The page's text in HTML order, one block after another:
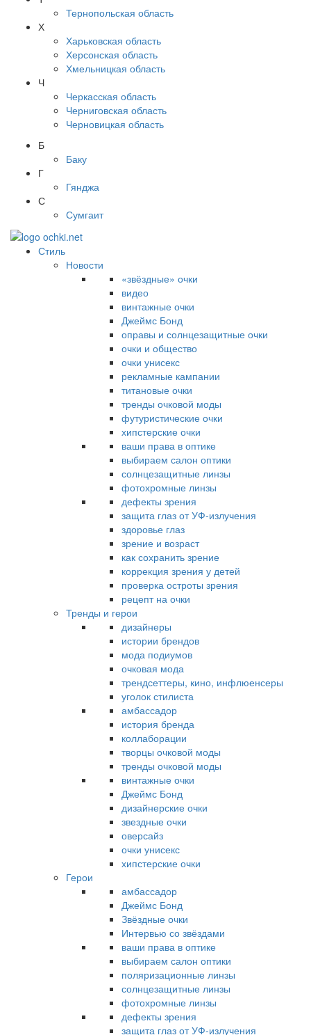
Тернопольская область
Х
Харьковская область
Херсонская область
Хмельницкая область
Ч
Черкасская область
Черниговская область
Черновицкая область
Б
Баку
Г
Гянджа
С
Сумгаит
Стиль
Новости
«звёздные» очки
видео
винтажные очки
Джеймс Бонд
оправы и солнцезащитные очки
очки и общество
очки унисекс
рекламные кампании
титановые очки
тренды очковой моды
футуристические очки
хипстерские очки
ваши права в оптике
выбираем салон оптики
солнцезащитные линзы
фотохромные линзы
дефекты зрения
защита глаз от УФ-излучения
здоровье глаз
зрение и возраст
как сохранить зрение
коррекция зрения у детей
проверка остроты зрения
рецепт на очки
Тренды и герои
дизайнеры
истории брендов
мода подиумов
очковая мода
трендсеттеры, кино, инфлюенсеры
уголок стилиста
амбассадор
история бренда
коллаборации
творцы очковой моды
тренды очковой моды
винтажные очки
Джеймс Бонд
дизайнерские очки
звездные очки
оверсайз
очки унисекс
хипстерские очки
Герои
амбассадор
Джеймс Бонд
Звёздные очки
Интервью со звёздами
ваши права в оптике
выбираем салон оптики
поляризационные линзы
солнцезащитные линзы
фотохромные линзы
дефекты зрения
защита глаз от УФ-излучения